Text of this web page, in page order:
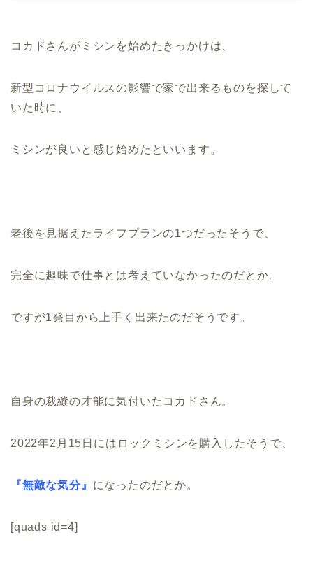
コカドさんがミシンを始めたきっかけは、
新型コロナウイルスの影響で家で出来るものを探して
いた時に、
ミシンが良いと感じ始めたといいます。
老後を見据えたライフプランの1つだったそうで、
完全に趣味で仕事とは考えていなかったのだとか。
ですが1発目から上手く出来たのだそうです。
自身の裁縫の才能に気付いたコカドさん。
2022年2月15日にはロックミシンを購入したそうで、
『無敵な気分』 になったのだとか。
[quads id=4]